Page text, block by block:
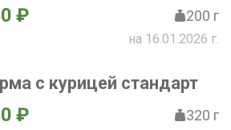
соус – всё это завернуто
тортилью. Это блюдо
не оставит вас равнодушным
₽ 200 г
на 16.01.2026 г.
с курицей стандарт
₽ 320 г